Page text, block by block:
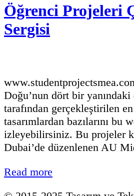
Öğrenci Projeleri
Sergisi
Doğu’nun dört bir
tarafından gerçekleştirilen
tasarımlardan bazılarını bu
izleyebilirsiniz. Bu projeler
Dubai’de düzenlenen AU
Read more